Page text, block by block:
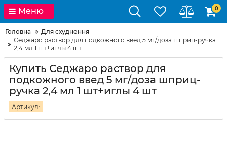
Меню 0
Головна
Для схуднення
Седжаро раствор для подкожного введ 5 мг/доза шприц-ручка
2,4 мл 1 шт+иглы 4 шт
Купить Седжаро раствор для
подкожного введ 5 мг/доза шприц-
ручка 2,4 мл 1 шт+иглы 4 шт
Артикул: